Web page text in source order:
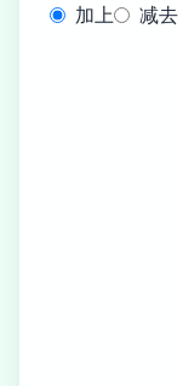
加上 减去